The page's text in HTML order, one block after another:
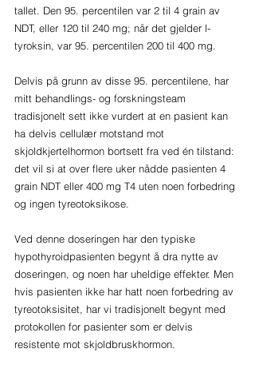
tallet. Den 95. percentilen var 2 til 4 grain av
NDT, eller 120 til 240 mg; når det gjelder l-
tyroksin, var 95. percentilen 200 til 400 mg.
Delvis på grunn av disse 95. percentilene, har
mitt behandlings- og forskningsteam
tradisjonelt sett ikke vurdert at en pasient kan
ha delvis cellulær motstand mot
skjoldkjertelhormon bortsett fra ved én tilstand:
det vil si at over flere uker nådde pasienten 4
grain NDT eller 400 mg T4 uten noen forbedring
og ingen tyreotoksikose.
Ved denne doseringen har den typiske
hypothyroidpasienten begynt å dra nytte av
doseringen, og noen har uheldige effekter. Men
hvis pasienten ikke har hatt noen forbedring av
tyreotoksisitet, har vi tradisjonelt begynt med
protokollen for pasienter som er delvis
resistente mot skjoldbruskhormon.